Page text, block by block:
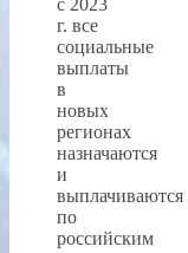
г. все
социальные
выплаты
в
новых
регионах
назначаются
и
выплачиваются
по
российским